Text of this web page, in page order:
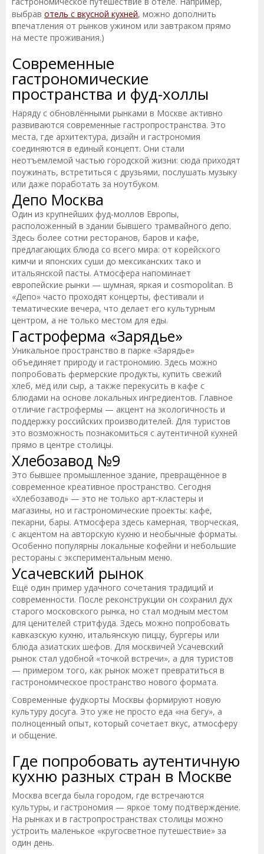
выбрав отель с вкусной кухней, можно дополнить
впечатления от рынков ужином или завтраком прямо
на месте проживания.)
Современные
гастрономические
пространства и фуд-холлы
Наряду с обновлёнными рынками в Москве активно
развиваются современные гастропространства. Это
места, где архитектура, дизайн и гастрономия
соединяются в единый концепт. Они стали
неотъемлемой частью городской жизни: сюда приходят
поужинать, встретиться с друзьями, послушать музыку
или даже поработать за ноутбуком.
Депо Москва
Один из крупнейших фуд-моллов Европы,
расположенный в здании бывшего трамвайного депо.
Здесь более сотни ресторанов, баров и кафе,
предлагающих блюда со всего мира: от корейского
кимчи и японских суши до мексиканских тако и
итальянской пасты. Атмосфера напоминает
европейские рынки — шумная, яркая и cosmopolitan. В
«Депо» часто проходят концерты, фестивали и
тематические вечера, что делает его культурным
центром, а не только местом для еды.
Гастроферма «Зарядье»
Уникальное пространство в парке «Зарядье»
объединяет природу и гастрономию. Здесь можно
попробовать фермерские продукты, купить свежий
хлеб, мёд или сыр, а также перекусить в кафе с
блюдами на основе локальных ингредиентов. Главное
отличие гастрофермы — акцент на экологичность и
поддержку российских производителей. Для туристов
это возможность познакомиться с аутентичной кухней
прямо в центре столицы.
Хлебозавод №9
Это бывшее промышленное здание, превращённое в
современное креативное пространство. Сегодня
«Хлебозавод» — это не только арт-кластеры и
магазины, но и гастрономические проекты: кафе,
пекарни, бары. Атмосфера здесь камерная, творческая,
с акцентом на авторскую кухню и необычные форматы.
Особенно популярны локальные кофейни и небольшие
рестораны с экспериментальным меню.
Усачевский рынок
Ещё один пример удачного сочетания традиций и
современности. После реконструкции он сохранил дух
старого московского рынка, но стал модным местом
для ценителей стритфуда. Здесь можно попробовать
кавказскую кухню, итальянскую пиццу, бургеры или
блюда азиатских шефов. Для москвичей Усачевский
рынок стал удобной «точкой встречи», а для туристов
— примером того, как рынок может превратиться в
гастрономическое пространство нового формата.
Современные фудкорты Москвы формируют новую
культуру досуга. Это уже не просто еда «на бегу», а
полноценный опыт, который сочетает вкус, атмосферу
и общение.
Где попробовать аутентичную
кухню разных стран в Москве
Москва всегда была городом, где встречаются
культуры, и гастрономия — яркое тому подтверждение.
На рынках и в гастропространствах столицы можно
устроить маленькое «кругосветное путешествие» за
один день.